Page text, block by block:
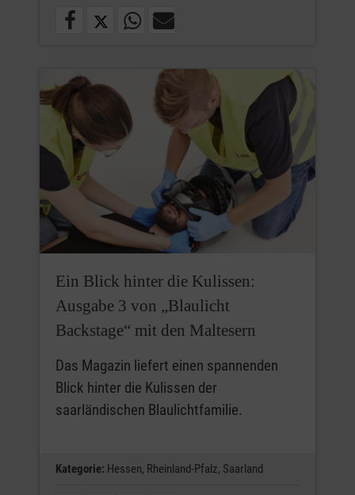
Ein Blick hinter die Kulissen:
Ausgabe 3 von „Blaulicht
Backstage“ mit den Maltesern
Das Magazin liefert einen spannenden
Blick hinter die Kulissen der
saarländischen Blaulichtfamilie.
Kategorie: Hessen, Rheinland-Pfalz, Saarland